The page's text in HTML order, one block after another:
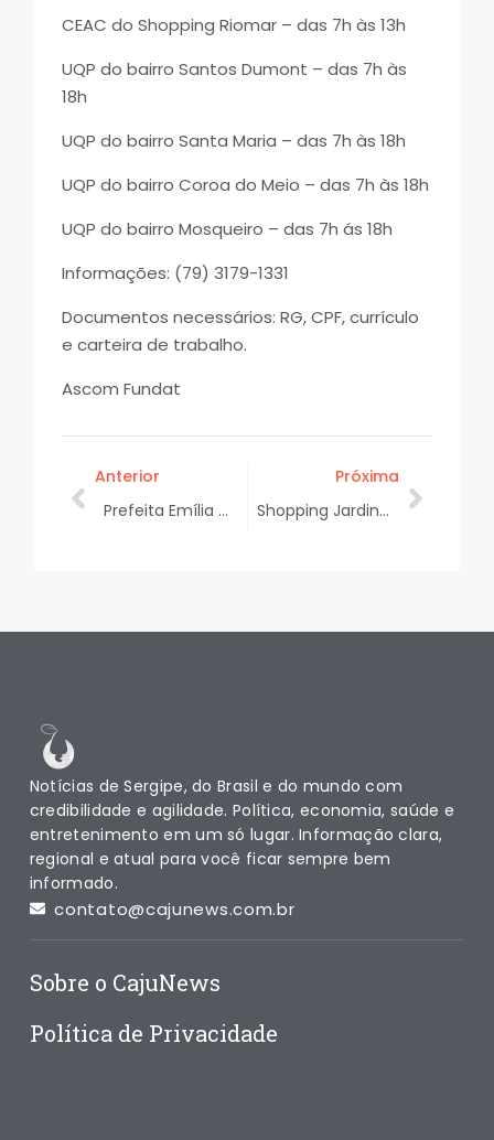
CEAC do Shopping Riomar – das 7h às 13h
UQP do bairro Santos Dumont – das 7h às
18h
UQP do bairro Santa Maria – das 7h às 18h
UQP do bairro Coroa do Meio – das 7h às 18h
UQP do bairro Mosqueiro – das 7h ás 18h
Informações: (79) 3179-1331
Documentos necessários: RG, CPF, currículo
e carteira de trabalho.
Ascom Fundat
Anterior
Prefeita Emília Corrêa avança com projeto de restauração do Palácio Inácio Barbosa
Próxima
Shopping Jardins e FMA promovem a campanha “Troque garrafas pet por kit papelaria”
Notícias de Sergipe, do Brasil e do mundo com
credibilidade e agilidade. Política, economia, saúde e
entretenimento em um só lugar. Informação clara,
regional e atual para você ficar sempre bem
informado.
contato@cajunews.com.br
Sobre o CajuNews
Política de Privacidade